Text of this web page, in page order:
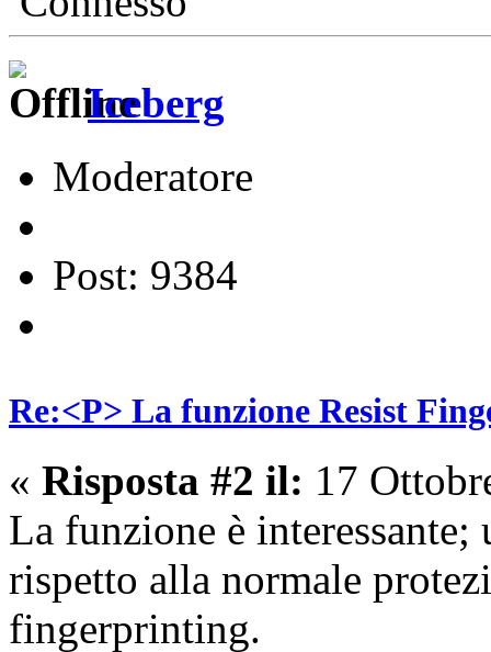
Iceberg
Moderatore
Post: 9384
Re:<P> La funzione Resist
« Risposta #2 il: 17
La funzione è
rispetto alla normale
fingerprinting.